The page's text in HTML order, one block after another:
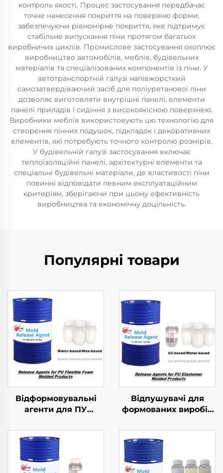
контроль якості. Процес застосування передбачає
точне нанесення покриття на поверхню форми,
забезпечуючи рівномірне покриття, яке підтримує
стабільне випускання піни протягом багатьох
виробничих циклів. Промислове застосування охоплює
виробництво автомобілів, меблів, будівельних
матеріалів та спеціалізованих компонентів із піни. У
автотранспортній галузі напівжорсткий
самозатвердіваючий засіб для поліуретанової піни
дозволяє виготовляти внутрішні панелі, елементи
панелі приладів і сидіння з високоякісною поверхнею.
Виробники меблів використовують цю технологію для
створення пінних подушок, підкладок і декоративних
елементів, які потребують точного контролю розмірів.
У будівельній галузі застосування включає
теплоізоляційні панелі, архітектурні елементи та
спеціальні будівельні матеріали, де властивості піни
повинні відповідати певним експлуатаційним
критеріям, зберігаючи при цьому ефективність
виробництва та економічну доцільність.
Популярні товари
Відформовувальні
агенти для ПУ
виробів
Відпушувачі для
формованих виробів